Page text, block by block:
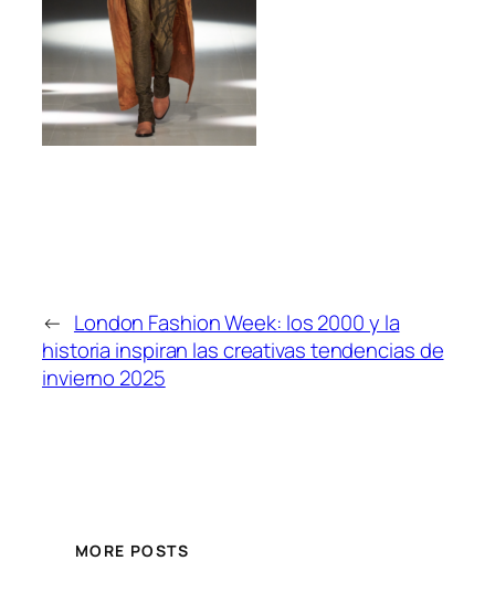
← London Fashion Week: los 2000 y la
historia inspiran las creativas tendencias de
invierno 2025
MORE POSTS